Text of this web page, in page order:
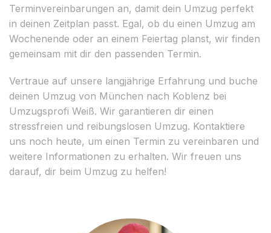
Terminvereinbarungen an, damit dein Umzug perfekt
in deinen Zeitplan passt. Egal, ob du einen Umzug am
Wochenende oder an einem Feiertag planst, wir finden
gemeinsam mit dir den passenden Termin.
Vertraue auf unsere langjährige Erfahrung und buche
deinen Umzug von München nach Koblenz bei
Umzugsprofi Weiß. Wir garantieren dir einen
stressfreien und reibungslosen Umzug. Kontaktiere
uns noch heute, um einen Termin zu vereinbaren und
weitere Informationen zu erhalten. Wir freuen uns
darauf, dir beim Umzug zu helfen!